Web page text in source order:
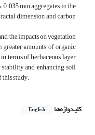
mm aggregates in the
dimension, and carbon
the impacts on vegetation
amounts of organic
terms of herbaceous layer
and enhancing soil
this study.
کلیدواژه‌ها English